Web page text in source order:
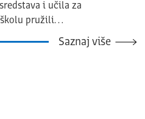
i učila za
školu pružili…
Saznaj više